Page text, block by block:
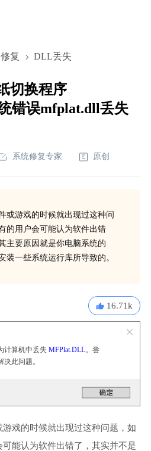
复 DLL丢失
切换程序
错误mfplat.dll丢失
系统修复专家 原创
或游戏的时候就出现过这种问
的用户会可能认为软件出错
主要原因就是你电脑系统的
装一些系统运行库所导致的。
16.71k
计算机中丢失 MFPlat.DLL。尝
此问题。
戏的时候就出现过这种问题，如
能认为软件出错了，其实并不是